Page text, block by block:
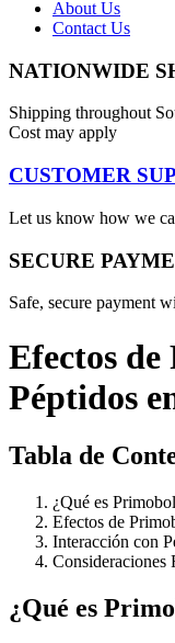
About Us
Contact Us
NATIONWIDE
Shipping throughout
Cost may apply
CUSTOMER
Let us know how we
SECURE
Safe, secure payment
Efectos
Péptidos
Tabla de
¿Qué es
Efectos de
Interacción con
Consideraciones
¿Qué es